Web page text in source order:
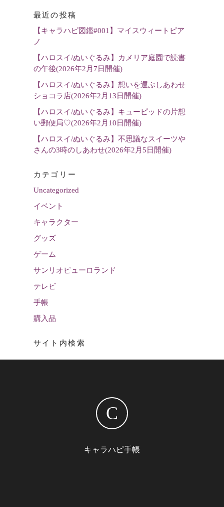
を
選
最近の投稿
【キャラハピ図鑑#001】マイスウィートピア
ノ
【ハロスイ/ぬいぐるみ】カメリア庭園で読書
の午後(2026年2月7日開催)
【ハロスイ/ぬいぐるみ】想いを運ぶしあわせ
ショコラ店(2026年2月13日開催)
【ハロスイ/ぬいぐるみ】キューピッドの片想
い郵便局♡(2026年2月10日開催)
【ハロスイ/ぬいぐるみ】不思議なスイーツや
さんの3時のしあわせ(2026年2月5日開催)
カテゴリー
Uncategorized
イベント
キャラクター
グッズ
ゲーム
サンリオピューロランド
テレビ
手帳
購入品
サイト内検索
C
キャラハピ手帳